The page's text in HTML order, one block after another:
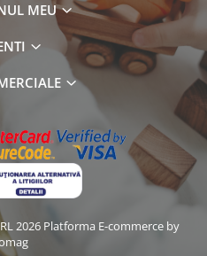
MEU
2026 Platforma E-commerce by